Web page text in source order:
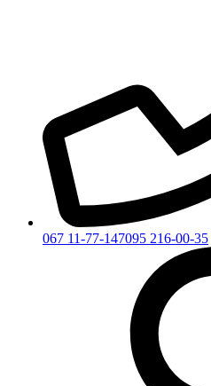
067 11-77-147095 216-00-35